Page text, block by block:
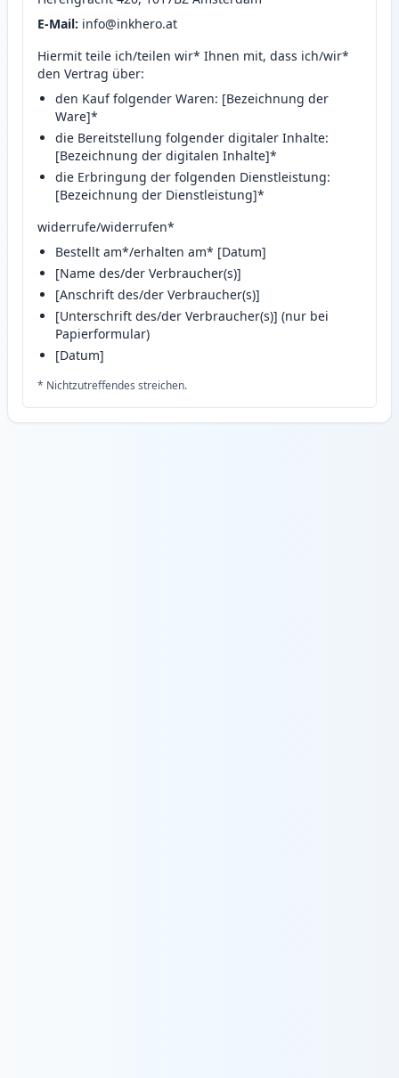
E‑Mail: info@inkhero.at
Hiermit teile ich/teilen wir* Ihnen mit, dass ich/wir*
den Vertrag über:
den Kauf folgender Waren: [Bezeichnung der
Ware]*
die Bereitstellung folgender digitaler Inhalte:
[Bezeichnung der digitalen Inhalte]*
die Erbringung der folgenden Dienstleistung:
[Bezeichnung der Dienstleistung]*
widerrufe/widerrufen*
Bestellt am*/erhalten am* [Datum]
[Name des/der Verbraucher(s)]
[Anschrift des/der Verbraucher(s)]
[Unterschrift des/der Verbraucher(s)] (nur bei
Papierformular)
[Datum]
* Nichtzutreffendes streichen.